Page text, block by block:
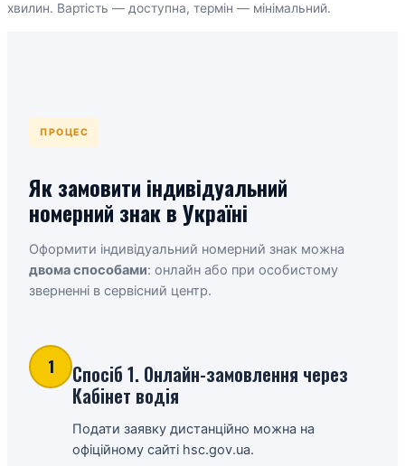
хвилин. Вартість — доступна, термін — мінімальний.
ПРОЦЕС
Як замовити індивідуальний
номерний знак в Україні
Оформити індивідуальний номерний знак можна
двома способами: онлайн або при особистому
зверненні в сервісний центр.
1
Спосіб 1. Онлайн-замовлення через
Кабінет водія
Подати заявку дистанційно можна на
офіційному сайті hsc.gov.ua.